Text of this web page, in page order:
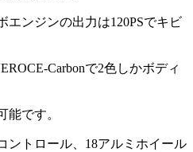
エンジンの出力は120PSでキビ
Carbonで2色しかボディ
能です。
ントロール、18アルミホイール